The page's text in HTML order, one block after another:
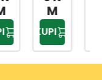
KUPI
OCU
T 20-
2
KUPI